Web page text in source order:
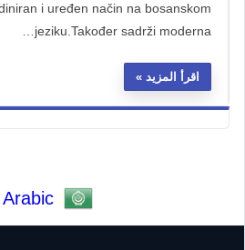
i uređen način na bosanskom
jeziku.Također sadrži moderna…
اقرأ المزيد
Arabic